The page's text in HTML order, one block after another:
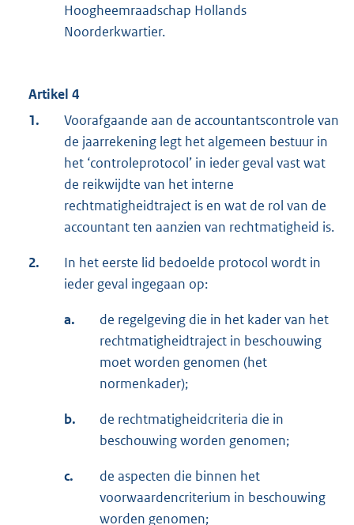
Hoogheemraadschap Hollands
Noorderkwartier.
Artikel 4
1.
Voorafgaande aan de accountantscontrole van
de jaarrekening legt het algemeen bestuur in
het ‘controleprotocol’ in ieder geval vast wat
de reikwijdte van het interne
rechtmatigheidtraject is en wat de rol van de
accountant ten aanzien van rechtmatigheid is.
2.
In het eerste lid bedoelde protocol wordt in
ieder geval ingegaan op:
a.
de regelgeving die in het kader van het
rechtmatigheidtraject in beschouwing
moet worden genomen (het
normenkader);
b.
de rechtmatigheidcriteria die in
beschouwing worden genomen;
c.
de aspecten die binnen het
voorwaardencriterium in beschouwing
worden genomen;